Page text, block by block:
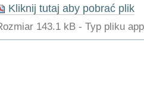
Kliknij tutaj aby pobrać plik
143.1 kB -Typ pliku